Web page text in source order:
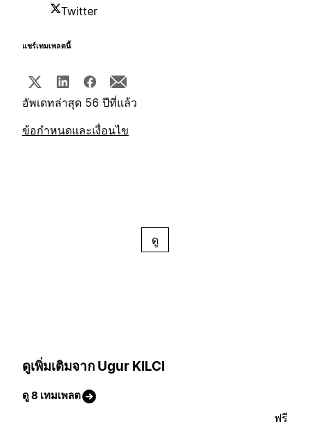
Twitter
แชร์เทมเพลตนี้
อัพเดทล่าสุด 56 ปีที่แล้ว
ข้อกำหนดและเงื่อนไข
ดู
ดูเพิ่มเติมจาก Ugur KILCI
ดู 8 เทมเพลต
ฟรี